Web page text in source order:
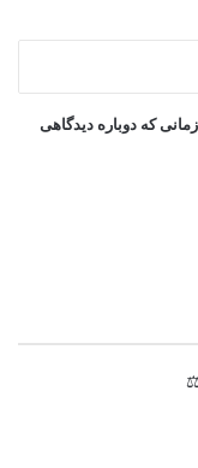
که دوباره دیدگاهی